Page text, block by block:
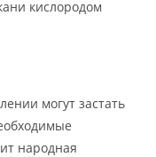
кислородом
могут застать
народная